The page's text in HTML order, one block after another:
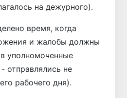
на дежурного).
время, когда
и жалобы должны
уполномоченные
отправлялись не
рабочего дня).